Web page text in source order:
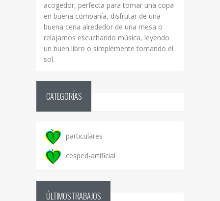
acogedor, perfecta para tomar una copa
en buena compañía, disfrutar de una
buena cena alrededor de una mesa o
relajarnos escuchando música, leyendo
un buen libro o simplemente tomando el
sol.
CATEGORÍAS
particulares
cesped-artificial
ÚLTIMOS TRABAJOS